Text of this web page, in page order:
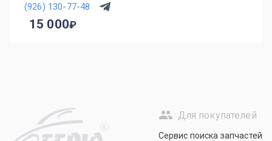
(926) 130-77-48
15 000
R
Для покупателей
Сервис поиска запчастей